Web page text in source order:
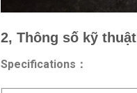
2, Thông số kỹ thuật
Specifications：